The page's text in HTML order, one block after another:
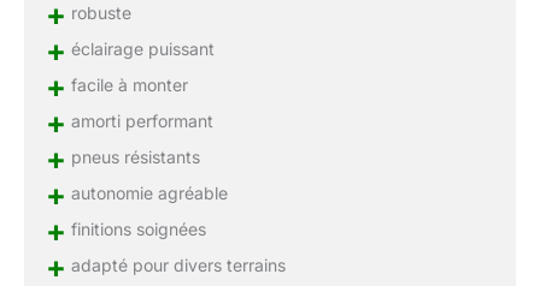
+ robuste
+ éclairage puissant
+ facile à monter
+ amorti performant
+ pneus résistants
+ autonomie agréable
+ finitions soignées
+ adapté pour divers terrains